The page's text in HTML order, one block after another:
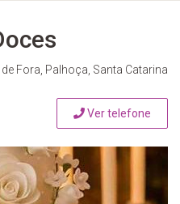
Fora, Palhoça, Santa Catarina
Ver telefone